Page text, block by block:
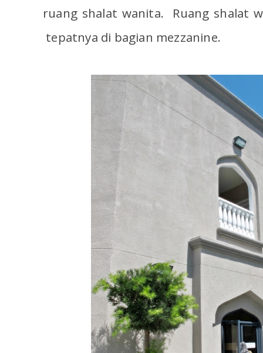
ruang shalat wanita. Ruang shalat
tepatnya di bagian mezzanine.